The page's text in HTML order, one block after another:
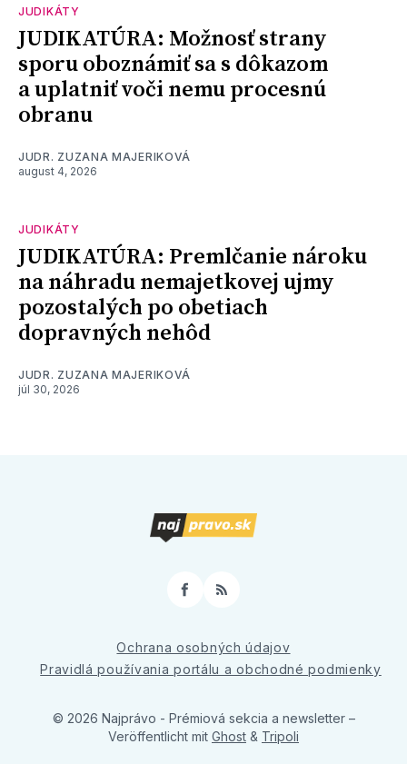
JUDIKÁTY
JUDIKATÚRA: Možnosť strany
sporu oboznámiť sa s dôkazom
a uplatniť voči nemu procesnú
obranu
JUDR. ZUZANA MAJERIKOVÁ
august 4, 2026
JUDIKÁTY
JUDIKATÚRA: Premlčanie nároku
na náhradu nemajetkovej ujmy
pozostalých po obetiach
dopravných nehôd
JUDR. ZUZANA MAJERIKOVÁ
júl 30, 2026
Facebook
RSS
Ochrana osobných údajov
Pravidlá používania portálu a obchodné podmienky
© 2026 Najprávo - Prémiová sekcia a newsletter –
Veröffentlicht mit Ghost & Tripoli